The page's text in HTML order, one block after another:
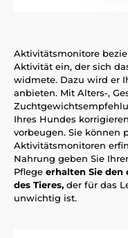
Aktivitätsmonitore
Aktivität ein, der sich
widmete. Dazu wird er
anbieten. Mit Alters-,
Ihres Hundes
vorbeugen. Sie können
Aktivitätsmonitoren
Nahrung geben Sie
Pflege erhalten Sie
des Tieres, der für das
unwichtig ist.